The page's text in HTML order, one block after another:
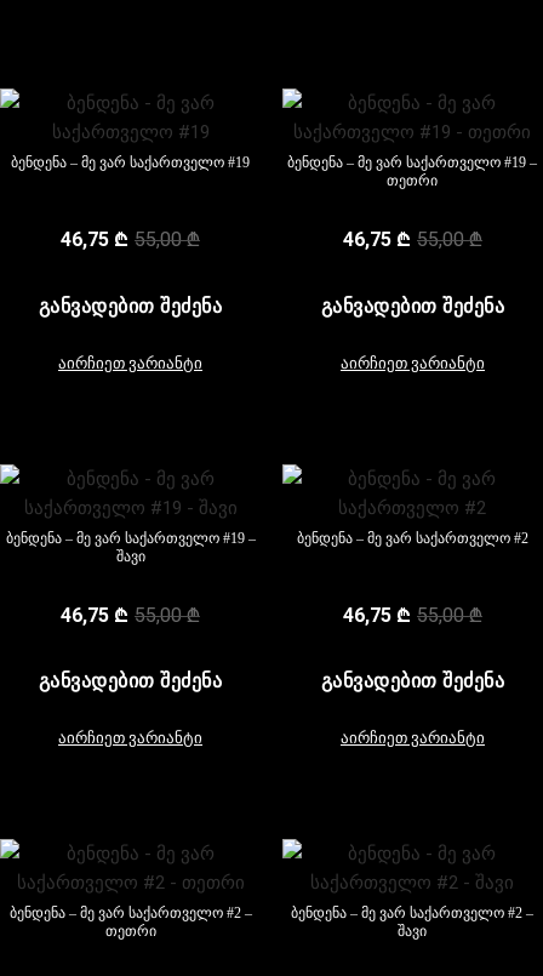
ბენდენა – მე ვარ საქართველო #19
55,00₾
46,75 ₾
ᲒᲐᲜᲕᲐᲓᲔᲑᲘᲗ ᲨᲔᲫᲔᲜᲐ
აირჩიეთ ვარიანტი
ბენდენა – მე ვარ საქართველო #19 –
თეთრი
55,00₾
46,75 ₾
ᲒᲐᲜᲕᲐᲓᲔᲑᲘᲗ ᲨᲔᲫᲔᲜᲐ
აირჩიეთ ვარიანტი
ბენდენა – მე ვარ საქართველო #19 –
შავი
55,00₾
46,75 ₾
ᲒᲐᲜᲕᲐᲓᲔᲑᲘᲗ ᲨᲔᲫᲔᲜᲐ
აირჩიეთ ვარიანტი
ბენდენა – მე ვარ საქართველო #2
55,00₾
46,75 ₾
ᲒᲐᲜᲕᲐᲓᲔᲑᲘᲗ ᲨᲔᲫᲔᲜᲐ
აირჩიეთ ვარიანტი
ბენდენა – მე ვარ საქართველო #2 –
თეთრი
ბენდენა – მე ვარ საქართველო #2 –
შავი